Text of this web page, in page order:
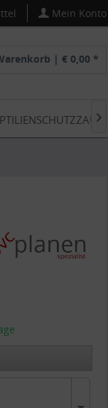
Mein Konto
| € 0,00 *
